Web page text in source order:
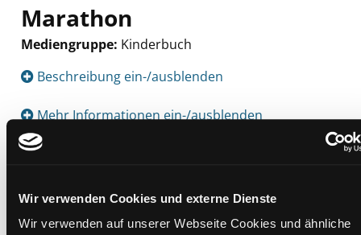
Wir verwenden Cookies und externe Dienste
Wir verwenden auf unserer Webseite Cookies und ähnliche
Marathon
Mediengruppe: Kinderbuch
Beschreibung ein-/ausblenden
Mehr Informationen ein-/ausblenden
Exemplare
Zweigstelle: Zanklhof